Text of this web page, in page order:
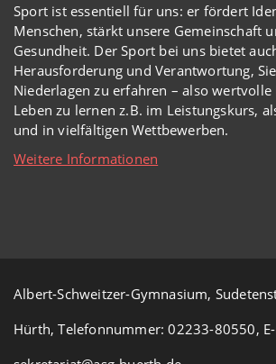
Sport ist essentiell für uns: er fördert
Menschen, stärkt unsere Gemeinschaft
Gesundheit. Der Sport bei uns bietet
Herausforderung und Verantwortung,
Niederlagen zu erfahren – also
Leben zu lernen z.B. im Leistungskurs,
und in vielfältigen Wettbewerben.
Weitere Informationen
Albert-Schweitzer-Gymnasium,
Hürth, Telefonnummer: 02233-80550,